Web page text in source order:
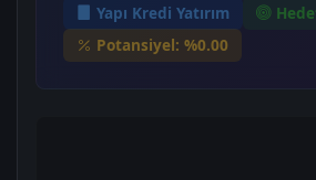
Yapı Kredi Yatırım
Potansiyel: %0.00